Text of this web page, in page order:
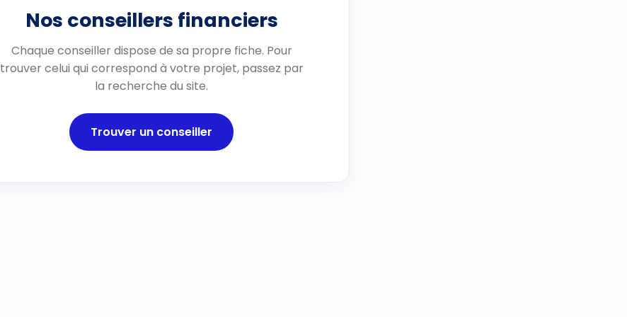
Nos conseillers financiers
Chaque conseiller dispose de sa propre fiche. Pour
trouver celui qui correspond à votre projet, passez par
la recherche du site.
Trouver un conseiller